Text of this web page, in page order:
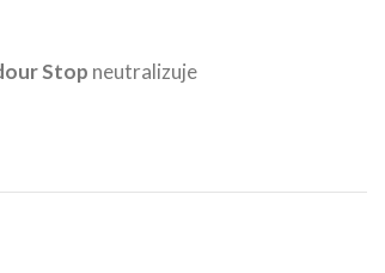
Stop neutralizuje